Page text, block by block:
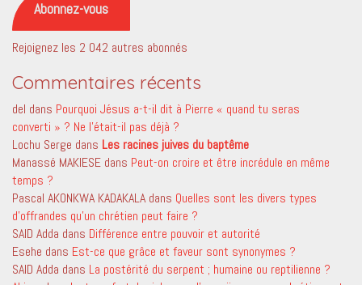
Abonnez-vous
Rejoignez les 2 042 autres abonnés
Commentaires récents
del dans Pourquoi Jésus a-t-il dit à Pierre « quand tu seras
converti » ? Ne l’était-il pas déjà ?
Lochu Serge dans Les racines juives du baptême
Manassé MAKIESE dans Peut-on croire et être incrédule en même
temps ?
Pascal AKONKWA KADAKALA dans Quelles sont les divers types
d’offrandes qu’un chrétien peut faire ?
SAID Adda dans Différence entre pouvoir et autorité
Esehe dans Est-ce que grâce et faveur sont synonymes ?
SAID Adda dans La postérité du serpent ; humaine ou reptilienne ?